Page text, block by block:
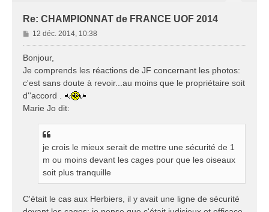
Re: CHAMPIONNAT de FRANCE UOF 2014
M
e
a
g
e
12 déc. 2014, 10:38
Bonjour,
Je comprends les réactions de JF concernant les photos:
c'est sans doute à revoir...au moins que le propriétaire soit
d''accord .
Marie Jo dit:
je crois le mieux serait de mettre une sécurité de 1
m ou moins devant les cages pour que les oiseaux
soit plus tranquille
C'était le cas aux Herbiers, il y avait une ligne de sécurité